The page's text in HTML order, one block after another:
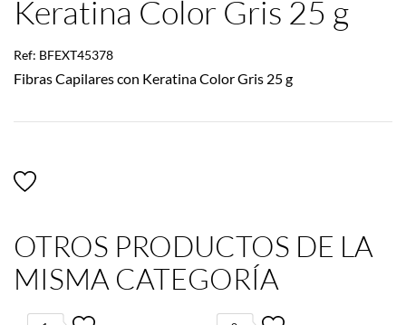
Keratina Color Gris 25 g
Ref: BFEXT45378
Fibras Capilares con Keratina Color Gris 25 g
OTROS PRODUCTOS DE LA
MISMA CATEGORÍA